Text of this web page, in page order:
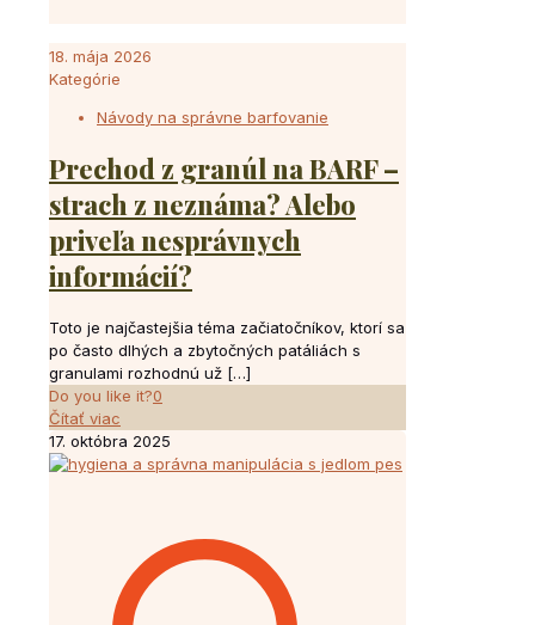
18. mája 2026
Kategórie
Návody na správne barfovanie
Prechod z granúl na BARF –
strach z neznáma? Alebo
priveľa nesprávnych
informácií?
Toto je najčastejšia téma začiatočníkov, ktorí sa
po často dlhých a zbytočných patáliách s
granulami rozhodnú už […]
Do you like it?0
Čítať viac
17. októbra 2025